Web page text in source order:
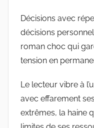
Décisions avec
décisions
roman choc qui
tension en
Le lecteur vibre à
avec effarement
extrêmes, la haine